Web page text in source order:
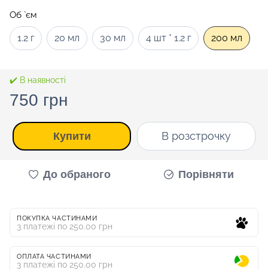
Об `єм
1.2 г 20 мл 30 мл 4 шт * 1.2 г 200 мл
✔️ В наявності
750 грн
Купити В розстрочку
До обраного Порівняти
ПОКУПКА ЧАСТИНАМИ
3 платежі по 250.00 грн
ОПЛАТА ЧАСТИНАМИ
3 платежі по 250.00 грн